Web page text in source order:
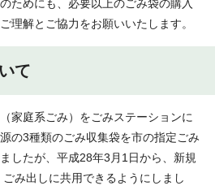
ためにも、必要以上のごみ袋の購入
理解とご協力をお願いいたします。
て
家庭系ごみ）をごみステーションに
の3種類のごみ収集袋を市の指定ごみ
したが、平成28年3月1日から、新規
み出しに共用できるようにしまし